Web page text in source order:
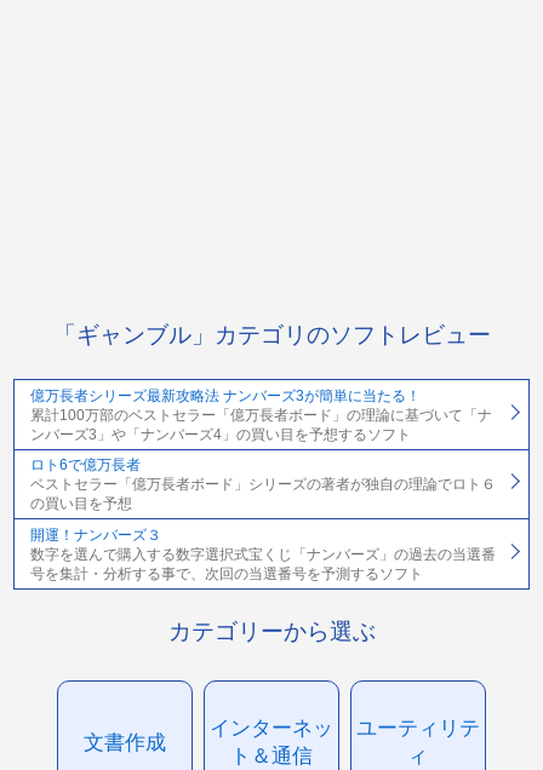
「ギャンブル」カテゴリのソフトレビュー
億万長者シリーズ最新攻略法 ナンバーズ3が簡単に当たる！
累計100万部のベストセラー「億万長者ボード」の理論に基づいて「ナ
ンバーズ3」や「ナンバーズ4」の買い目を予想するソフト
ロト6で億万長者
ベストセラー「億万長者ボード」シリーズの著者が独自の理論でロト６
の買い目を予想
開運！ナンバーズ３
数字を選んで購入する数字選択式宝くじ「ナンバーズ」の過去の当選番
号を集計・分析する事で、次回の当選番号を予測するソフト
カテゴリーから選ぶ
文書作成
インターネッ
ト＆通信
ユーティリテ
ィ